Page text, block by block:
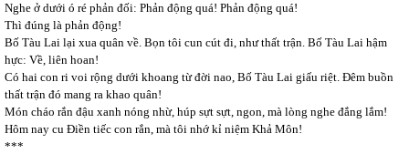
Nghe ở dưới ó ré phản đối: Phản động quá! Phản động quá!
Thì đúng là phản động!
Bố Tàu Lai lại xua quân về. Bọn tôi cun cút đi, như thất trận. Bố Tàu Lai hậm
hực: Về, liên hoan!
Có hai con ri voi rộng dưới khoang từ đời nao, Bố Tàu Lai giấu riệt. Đêm buồn
thất trận đó mang ra khao quân!
Món cháo rắn đậu xanh nóng nhừ, húp sựt sựt, ngon, mà lòng nghe đắng lắm!
Hôm nay cu Điền tiếc con rắn, mà tôi nhớ kỉ niệm Khả Môn!
***